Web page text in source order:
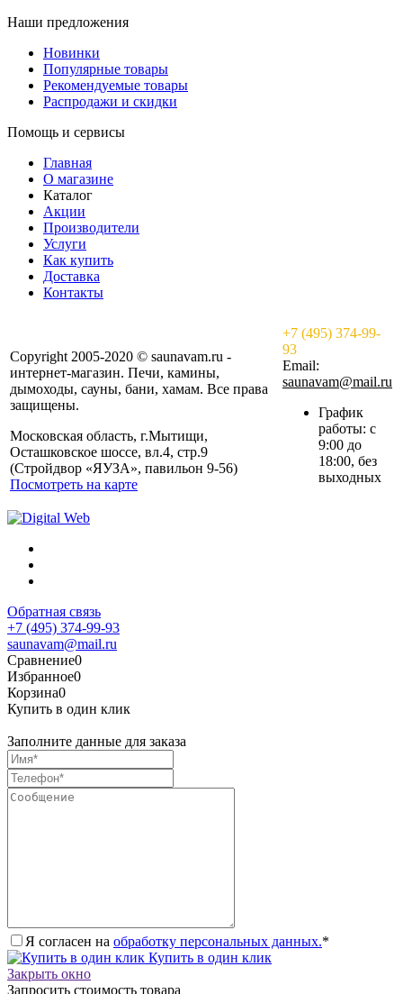
Наши предложения
Новинки
Популярные товары
Рекомендуемые товары
Распродажи и скидки
Помощь и сервисы
Главная
О магазине
Каталог
Акции
Производители
Услуги
Как купить
Доставка
Контакты
Copyright 2005-2020 © saunavam.ru -
интернет-магазин. Печи, камины,
дымоходы, сауны, бани, хамам. Все права
защищены.
Московская область, г.Мытищи,
Осташковское шоссе, вл.4, стр.9
(Стройдвор «ЯУЗА», павильон 9-56)
Посмотреть на карте
+7 (495) 374-99-
93
Email:
saunavam@mail.ru
График
работы: с
9:00 до
18:00, без
выходных
Обратная связь
+7 (495) 374-99-93
saunavam@mail.ru
Сравнение0
Избранное0
Корзина0
Купить в один клик
Заполните данные для заказа
Я согласен на обработку персональных данных.*
Купить в один клик
Закрыть окно
Запросить стоимость товара